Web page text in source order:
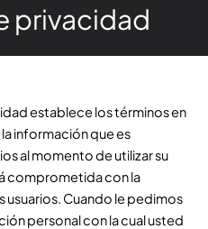
privacidad
establece los términos en
información que es
al momento de utilizar su
comprometida con la
usuarios. Cuando le pedimos
personal con la cual usted